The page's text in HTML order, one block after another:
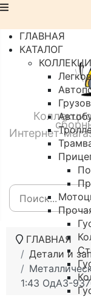
Интернет-
ГЛАВНАЯ
КАТАЛОГ
ГЛАВНАЯ
Детали и
1:43 ОдАЗ-